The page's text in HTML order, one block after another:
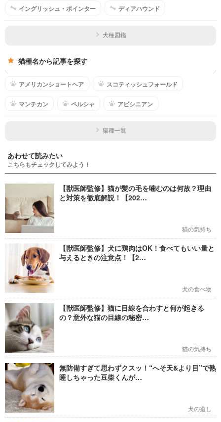
イングリッシュ・ポインター ディアハウンド
犬種図鑑
猫種名から記事を探す
アメリカンショートヘア スコティッシュフォールド
マンチカン ペルシャ アビシニアン
猫種一覧
あわせて読みたい
こちらもチェックしてみよう！
【獣医師監修】猫が髪の毛を噛むのは何故？理由
と対策を徹底解説！【202…
猫の気持ち
【獣医師監修】犬に鶏肉はOK！食べてもいい量と
与えるときの注意点！【2…
犬の食べ物
【獣医師監修】猫に目線を合わすと何が起きる
の？意外な猫の目線の秘密…
猫の気持ち
無防備すぎて思わずクスッ！“へそ天&より目”で熟
睡しちゃった豆柴くんが…
犬の癒し